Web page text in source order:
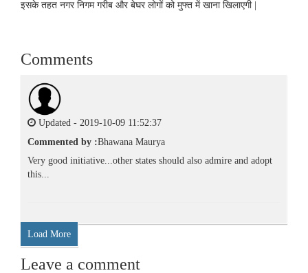
इसके तहत नगर निगम गरीब और बेघर लोगों को मुफ्त में खाना खिलाएगी |
Comments
Updated - 2019-10-09 11:52:37
Commented by :Bhawana Maurya
Very good initiative...other states should also admire and adopt
this...
Load More
Leave a comment